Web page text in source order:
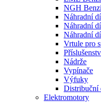
NGH
Náhradní
Náhradní
Náhradní
Vrtule pro
Nádrže
Vypínače
Výfuky
Distribuční
Elektromotory